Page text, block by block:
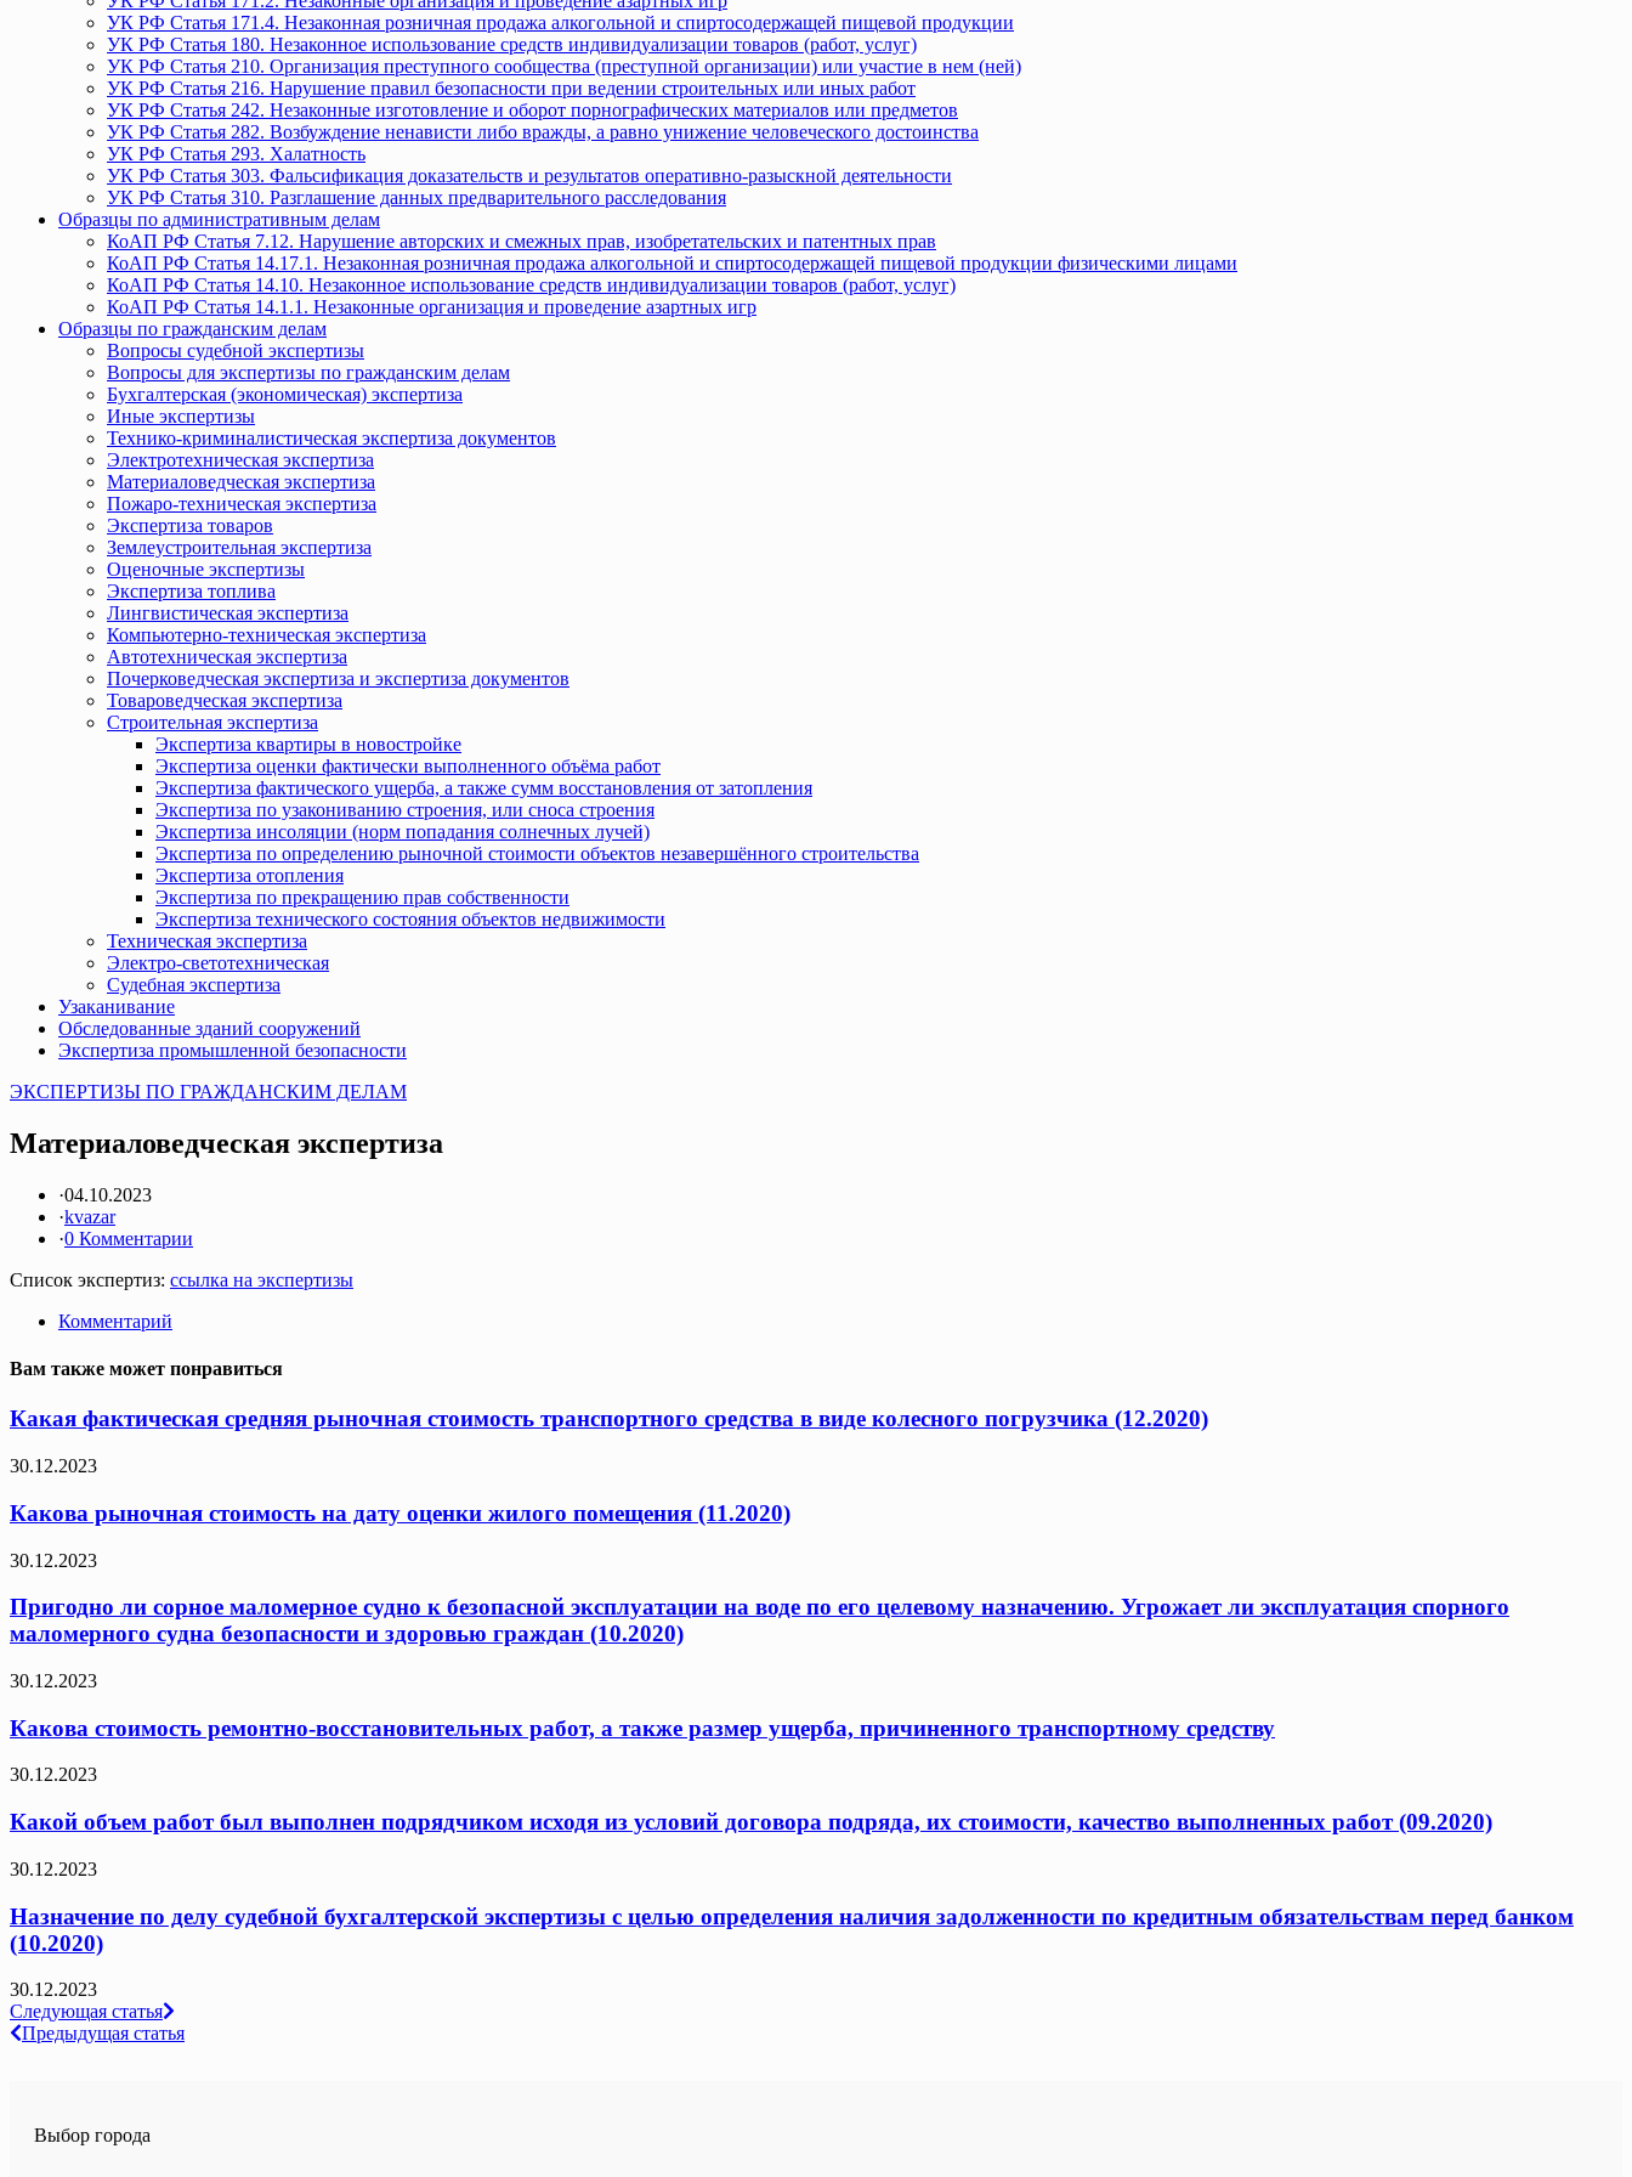
УК РФ Статья 171.4. Незаконная розничная продажа алкогольной и спиртосодержащей пищевой продукции
УК РФ Статья 180. Незаконное использование средств индивидуализации товаров (работ, услуг)
УК РФ Статья 210. Организация преступного сообщества (преступной организации) или участие в нем (ней)
УК РФ Статья 216. Нарушение правил безопасности при ведении строительных или иных работ
УК РФ Статья 242. Незаконные изготовление и оборот порнографических материалов или предметов
УК РФ Статья 282. Возбуждение ненависти либо вражды, а равно унижение человеческого достоинства
УК РФ Статья 293. Халатность
УК РФ Статья 303. Фальсификация доказательств и результатов оперативно-разыскной деятельности
УК РФ Статья 310. Разглашение данных предварительного расследования
Образцы по административным делам
КоАП РФ Статья 7.12. Нарушение авторских и смежных прав, изобретательских и патентных прав
КоАП РФ Статья 14.17.1. Незаконная розничная продажа алкогольной и спиртосодержащей пищевой продукции физическими лицами
КоАП РФ Статья 14.10. Незаконное использование средств индивидуализации товаров (работ, услуг)
КоАП РФ Статья 14.1.1. Незаконные организация и проведение азартных игр
Образцы по гражданским делам
Вопросы судебной экспертизы
Вопросы для экспертизы по гражданским делам
Бухгалтерская (экономическая) экспертиза
Иные экспертизы
Технико-криминалистическая экспертиза документов
Электротехническая экспертиза
Материаловедческая экспертиза
Пожаро-техническая экспертиза
Экспертиза товаров
Землеустроительная экспертиза
Оценочные экспертизы
Экспертиза топлива
Лингвистическая экспертиза
Компьютерно-техническая экспертиза
Автотехническая экспертиза
Почерковедческая экспертиза и экспертиза документов
Товароведческая экспертиза
Строительная экспертиза
Экспертиза квартиры в новостройке
Экспертиза оценки фактически выполненного объёма работ
Экспертиза фактического ущерба, а также сумм восстановления от затопления
Экспертиза по узакониванию строения, или сноса строения
Экспертиза инсоляции (норм попадания солнечных лучей)
Экспертиза по определению рыночной стоимости объектов незавершённого строительства
Экспертиза отопления
Экспертиза по прекращению прав собственности
Экспертиза технического состояния объектов недвижимости
Техническая экспертиза
Электро-светотехническая
Судебная экспертиза
Узаканивание
Обследованные зданий сооружений
Экспертиза промышленной безопасности
ЭКСПЕРТИЗЫ ПО ГРАЖДАНСКИМ ДЕЛАМ
Материаловедческая экспертиза
·04.10.2023
·kvazar
·0 Комментарии
Список экспертиз: ссылка на экспертизы
Комментарий
Вам также может понравиться
Какая фактическая средняя рыночная стоимость транспортного средства в виде колесного погрузчика (12.2020)
30.12.2023
Какова рыночная стоимость на дату оценки жилого помещения (11.2020)
30.12.2023
Пригодно ли сорное маломерное судно к безопасной эксплуатации на воде по его целевому назначению. Угрожает ли эксплуатация спорного
маломерного судна безопасности и здоровью граждан (10.2020)
30.12.2023
Какова стоимость ремонтно-восстановительных работ, а также размер ущерба, причиненного транспортному средству
30.12.2023
Какой объем работ был выполнен подрядчиком исходя из условий договора подряда, их стоимости, качество выполненных работ (09.2020)
30.12.2023
Назначение по делу судебной бухгалтерской экспертизы с целью определения наличия задолженности по кредитным обязательствам перед банком
(10.2020)
30.12.2023
Навигация
по
Следующая статья
Предыдущая статья
Выбор города